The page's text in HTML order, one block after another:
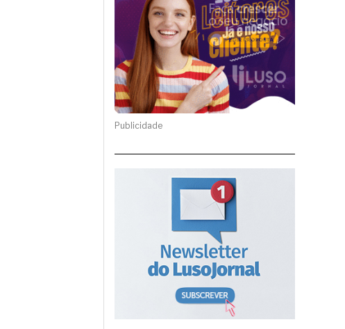
Publicidade